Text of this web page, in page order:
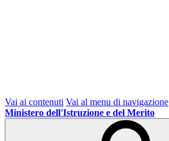
Vai ai contenuti Vai al menu di navigazione
Ministero dell'Istruzione e del Merito